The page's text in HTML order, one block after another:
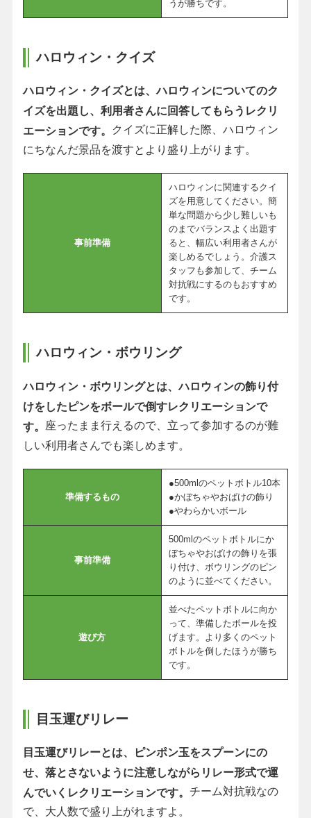
うが勝ちです。
ハロウィン・クイズ
ハロウィン・クイズとは、ハロウィンについてのク
イズを出題し、利用者さんに回答してもらうレクリ
エーションです。
クイズに正解した際、ハロウィン
にちなんだ景品を渡すとより盛り上がります。
事前準備
ハロウィンに関連するクイ
ズを用意してください。簡
単な問題から少し難しいも
のまでバランスよく出題す
ると、幅広い利用者さんが
楽しめるでしょう。介護ス
タッフも参加して、チーム
対抗戦にするのもおすすめ
です。
ハロウィン・ボウリング
ハロウィン・ボウリングとは、ハロウィンの飾り付
けをしたピンをボールで倒すレクリエーションで
す。
座ったまま行えるので、立って参加するのが難
しい利用者さんでも楽しめます。
準備するもの
●500mlのペットボトル10本
●かぼちゃやおばけの飾り
●やわらかいボール
事前準備
500mlのペットボトルにか
ぼちゃやおばけの飾りを張
り付け、ボウリングのピン
のように並べてください。
遊び方
並べたペットボトルに向か
って、準備したボールを投
げます。より多くのペット
ボトルを倒したほうが勝ち
です。
目玉運びリレー
目玉運びリレーとは、ピンポン玉をスプーンにの
せ、落とさないように注意しながらリレー形式で運
んでいくレクリエーションです。 チーム対抗戦なの
で、大人数で盛り上がれますよ。